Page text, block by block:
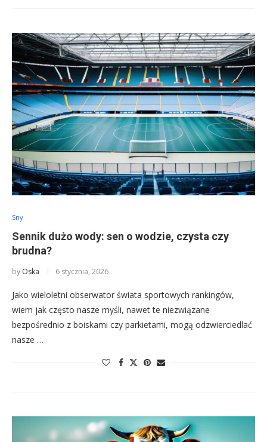
Sny
Sennik dużo wody: sen o wodzie, czysta czy
brudna?
by Oska 6 stycznia, 2026
Jako wieloletni obserwator świata sportowych rankingów,
wiem jak często nasze myśli, nawet te niezwiązane
bezpośrednio z boiskami czy parkietami, mogą odzwierciedlać
nasze …